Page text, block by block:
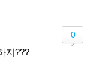
지???
0